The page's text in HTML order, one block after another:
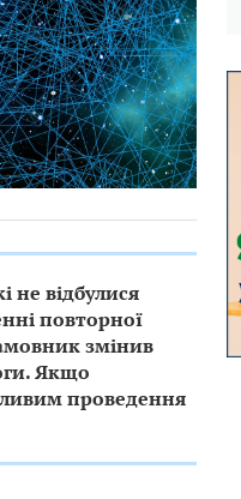
не відбулися
повторної
змінив
Якщо
проведення